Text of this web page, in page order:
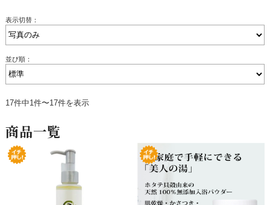
表示切替：
並び順：
17件中1件〜17件を表示
商品一覧